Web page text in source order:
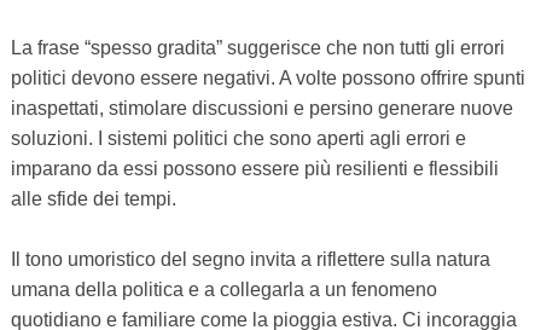
La frase “spesso gradita” suggerisce che non tutti gli errori
politici devono essere negativi. A volte possono offrire spunti
inaspettati, stimolare discussioni e persino generare nuove
soluzioni. I sistemi politici che sono aperti agli errori e
imparano da essi possono essere più resilienti e flessibili
alle sfide dei tempi.
Il tono umoristico del segno invita a riflettere sulla natura
umana della politica e a collegarla a un fenomeno
quotidiano e familiare come la pioggia estiva. Ci incoraggia